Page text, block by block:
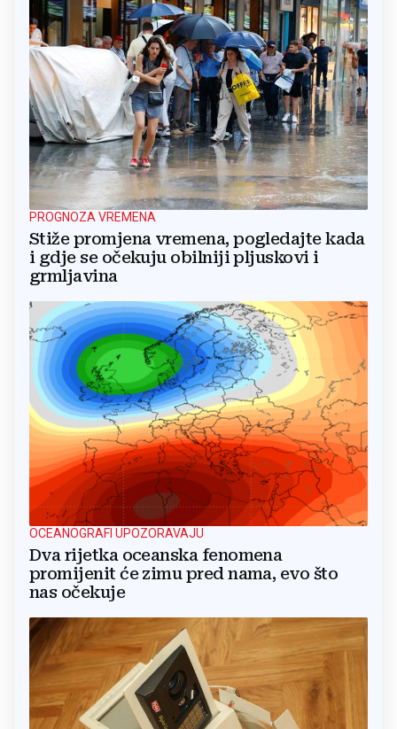
PROGNOZA VREMENA
Stiže promjena vremena, pogledajte kada
i gdje se očekuju obilniji pljuskovi i
grmljavina
OCEANOGRAFI UPOZORAVAJU
Dva rijetka oceanska fenomena
promijenit će zimu pred nama, evo što
nas očekuje